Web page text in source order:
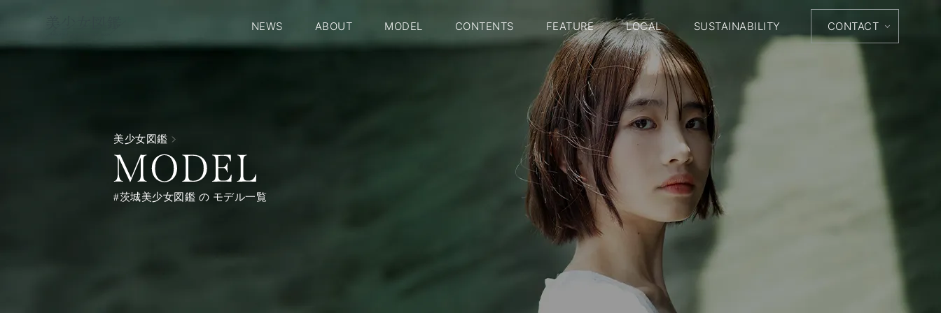
NEWS ABOUT MODEL CONTENTS FEATURE LOCAL SUSTAINABILITY CONTACT
美少女図鑑
#茨城美少女図鑑 の モデル一覧